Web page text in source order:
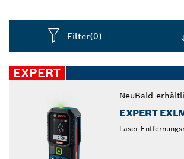
Filter(0)
closed
EXPERT
NeuBald
EXPERT
Laser-